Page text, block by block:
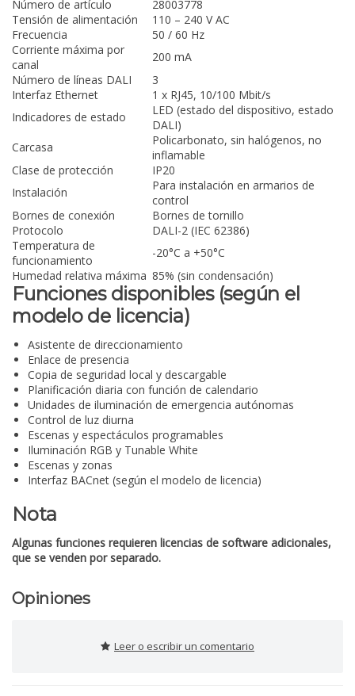
Número de artículo
28003778
Tensión de alimentación
110 – 240 V AC
Frecuencia
50 / 60 Hz
Corriente máxima por
canal
200 mA
Número de líneas DALI
3
Interfaz Ethernet
1 x RJ45, 10/100 Mbit/s
Indicadores de estado
LED (estado del dispositivo, estado
DALI)
Carcasa
Policarbonato, sin halógenos, no
inflamable
Clase de protección
IP20
Instalación
Para instalación en armarios de
control
Bornes de conexión
Bornes de tornillo
Protocolo
DALI-2 (IEC 62386)
Temperatura de
funcionamiento
-20°C a +50°C
Humedad relativa máxima 85% (sin condensación)
Funciones disponibles (según el
modelo de licencia)
Asistente de direccionamiento
Enlace de presencia
Copia de seguridad local y descargable
Planificación diaria con función de calendario
Unidades de iluminación de emergencia autónomas
Control de luz diurna
Escenas y espectáculos programables
Iluminación RGB y Tunable White
Escenas y zonas
Interfaz BACnet (según el modelo de licencia)
Nota
Algunas funciones requieren licencias de software adicionales,
que se venden por separado.
Opiniones
Leer o escribir un comentario